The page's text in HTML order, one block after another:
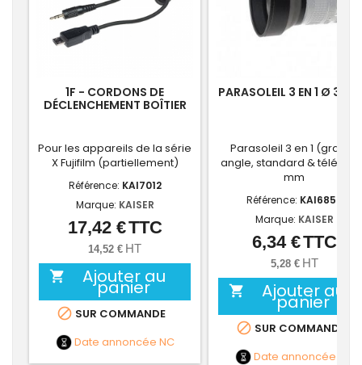
1F - CORDONS DE
DÉCLENCHEMENT BOÎTIER
Pour les appareils de la série
X Fujifilm (partiellement)
Référence: KAI7012
Marque: KAISER
Prix
17,42 €TTC
14,52 € HT
 Ajouter au
panier
 SUR COMMANDE
Date annoncée NC
PARASOLEIL 3 EN 1 Ø 37
Parasoleil 3 en 1 (grand-
angle, standard & télé) Ø
mm
Référence: KAI6850
Marque: KAISER
Prix
6,34 €TTC
5,28 € HT
 Ajouter au
panier
 SUR COMMANDE
Date annoncée